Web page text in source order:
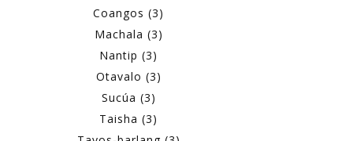
Coangos (3)
Machala (3)
Nantip (3)
Otavalo (3)
Sucúa (3)
Taisha (3)